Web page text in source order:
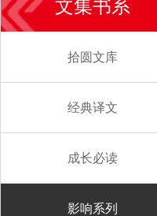
文集书系
拾圆文库
经典译文
成长必读
影响系列